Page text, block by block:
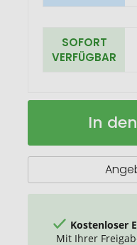
SOFORT
VERFÜGBAR
Lippenbalsam
Auf
In
Kostenloser
Mit Ihrer